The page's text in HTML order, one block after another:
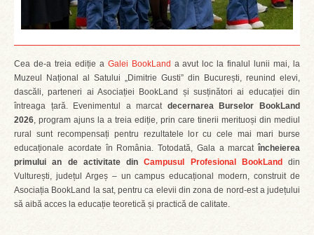
Cea de-a treia ediție a Galei BookLand a avut loc la finalul lunii mai, la
Muzeul Național al Satului „Dimitrie Gusti” din București, reunind elevi,
dascăli, parteneri ai Asociației BookLand și susținători ai educației din
întreaga țară. Evenimentul a marcat decernarea Burselor BookLand
2026, program ajuns la a treia ediție, prin care tinerii merituoși din mediul
rural sunt recompensați pentru rezultatele lor cu cele mai mari burse
educaționale acordate în România. Totodată, Gala a marcatîncheierea
primului an de activitate dinCampusul Profesional BookLand
din
Vulturești, județul Argeș – un campus educațional modern, construit de
Asociația BookLand la sat, pentru ca elevii din zona de nord-est a județului
să aibă acces la educație teoretică și practică de calitate.